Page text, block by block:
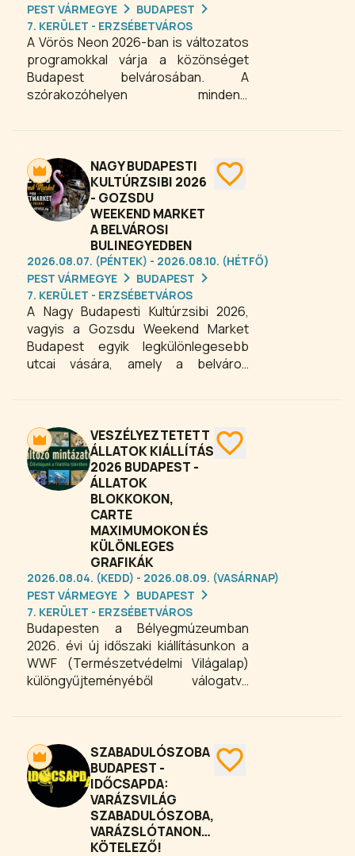
PEST VÁRMEGYE
BUDAPEST
7. KERÜLET - ERZSÉBETVÁROS
A Vörös Neon 2026-ban is változatos
programokkal várja a közönséget
Budapest belvárosában. A
szórakozóhelyen mindenki
eseményt: kabaré, komédia, színház,
izgalmas éjszakai bulik garantálják a
felejthetetlen kikapcsolódást. A
kulturális központ ideális helyszín
mindazoknak, akik kulturális és
szórakoztató programokra vágynak
2026-ban. Látogasson el, élvezze a
színvonalas előadásokat, és fedezze
fel a belváros pezsgő éjszakai életét,
ahol a nevetés, zene és tánc minden
alkalommal garantált!
NAGY BUDAPESTI
KULTÚRZSIBI 2026
- GOZSDU
WEEKEND MARKET
A BELVÁROSI
BULINEGYEDBEN
2026.08.07. (PÉNTEK) - 2026.08.10. (HÉTFŐ)
PEST VÁRMEGYE
BUDAPEST
7. KERÜLET - ERZSÉBETVÁROS
A Nagy Budapesti Kultúrzsibi 2026,
vagyis a Gozsdu Weekend Market
Budapest egyik legkülönlegesebb
utcai vására, amely a belváros
hangulatos környezetében várja az
a kézművesség, a művészet és a
vintage világának találkozási pontja,
ahol egyedi portékák, különleges
ajándéktárgyak és kreatív alkotások
közül válogathatnak a látogatók. Ha
egy inspiráló, színes és pezsgő
budapesti programot keresel, a Nagy
Budapesti Kultúrzsibi 2026 kiváló
választás, ahol a vásárlás élménye és
a kikapcsolódás egy helyen találkozik.
VESZÉLYEZTETETT
ÁLLATOK KIÁLLÍTÁS
2026 BUDAPEST -
ÁLLATOK
BLOKKOKON,
CARTE
MAXIMUMOKON ÉS
KÜLÖNLEGES
GRAFIKÁK
2026.08.04. (KEDD) - 2026.08.09. (VASÁRNAP)
PEST VÁRMEGYE
BUDAPEST
7. KERÜLET - ERZSÉBETVÁROS
Budapesten a Bélyegmúzeumban
2026. évi új időszaki kiállításunkon a
WWF (Természetvédelmi Világalap)
különgyűjteményéből válogatva
éghajlati övezetének veszélyeztetett
Egyenlítőn át egészen a Déli-sarkig –
bélyegeken, blokkokon, carte
maximumokon és különleges
grafikákon.
SZABADULÓSZOBA
BUDAPEST -
IDŐCSAPDA:
VARÁZSVILÁG
SZABADULÓSZOBA,
VARÁZSLÓTANONCOKNAK
KÖTELEZŐ!